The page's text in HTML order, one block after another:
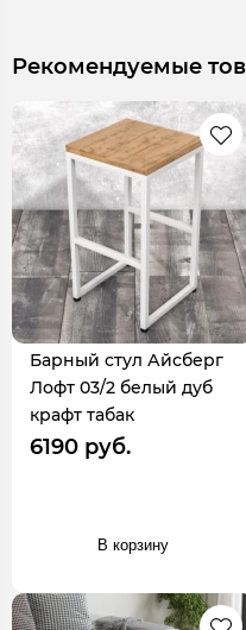
Рекомендуемые
Барный стул Айсберг
Лофт 03/2 белый дуб
крафт табак
6190 руб.
В корзину